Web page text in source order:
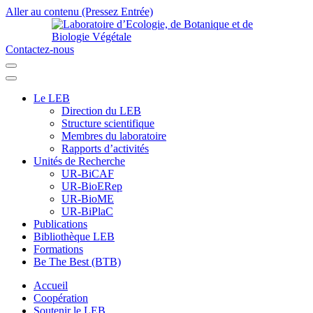
Aller au contenu (Pressez Entrée)
Contactez-nous
Le LEB
Direction du LEB
Structure scientifique
Membres du laboratoire
Rapports d’activités
Unités de Recherche
UR-BiCAF
UR-BioERep
UR-BioME
UR-BiPlaC
Publications
Bibliothèque LEB
Formations
Be The Best (BTB)
Accueil
Coopération
Soutenir le LEB